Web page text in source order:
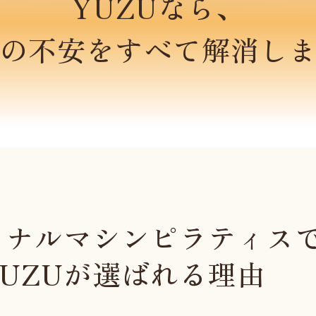
不安をすべて解消し
ルマシン ピラティス
が選ばれる理由